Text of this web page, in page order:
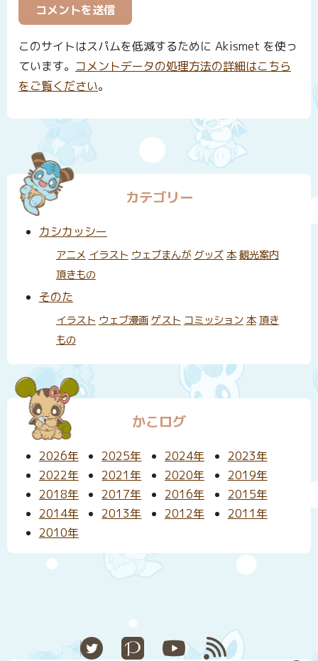
このサイトはスパムを低減するために Akismet を使っ
ています。 コメントデータの処理方法の詳細はこちら
をご覧ください。
カテゴリー
カシカッシー
アニメ イラスト ウェブまんが グッズ 本 観光案内
頂きもの
そのた
イラスト ウェブ漫画 ゲスト コミッション 本 頂き
もの
かこログ
2026年 2025年 2024年
2023年
2022年
2021年 2020年
2019年
2018年
2017年 2016年
2015年
2014年
2013年 2012年
2011年
2010年
Pixiv YouTube
RSS